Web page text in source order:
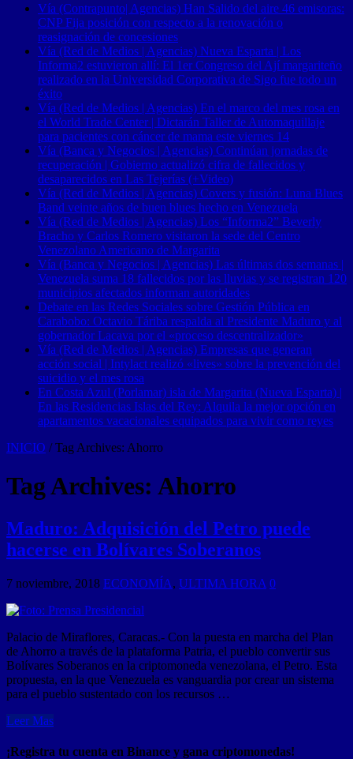
Vía (Contrapunto| Agencias) Han Salido del aire 46 emisoras:
CNP Fija posición con respecto a la renovación o
reasignación de concesiones
Vía (Red de Medios | Agencias) Nueva Esparta | Los
Informa2 estuvieron allí: El 1er Congreso del Ají margariteño
realizado en la Universidad Corporativa de Sigo fue todo un
éxito
Vía (Red de Medios | Agencias) En el marco del mes rosa en
el World Trade Center | Dictarán Taller de Automaquillaje
para pacientes con cáncer de mama este viernes 14
Vía (Banca y Negocios | Agencias) Continúan jornadas de
recuperación | Gobierno actualizó cifra de fallecidos y
desaparecidos en Las Tejerías (+Video)
Vía (Red de Medios | Agencias) Covers y fusión: Luna Blues
Band veinte años de buen blues hecho en Venezuela
Vía (Red de Medios | Agencias) Los “Informa2” Beverly
Bracho y Carlos Romero visitaron la sede del Centro
Venezolano Americano de Margarita
Vía (Banca y Negocios | Agencias) Las últimas dos semanas |
Venezuela suma 18 fallecidos por las lluvias y se registran 120
municipios afectados informan autoridades
Debate en las Redes Sociales sobre Gestión Pública en
Carabobo: Octavio Táriba respalda al Presidente Maduro y al
gobernador Lacava por el «proceso descentralizador»
Vía (Red de Medios | Agencias) Empresas que generan
acción social | Intylact realizó «lives» sobre la prevención del
suicidio y el mes rosa
En Costa Azul (Porlamar) isla de Margarita (Nueva Esparta) |
En las Residencias Islas del Rey: Alquila la mejor opción en
apartamentos vacacionales equipados para vivir como reyes
INICIO / Tag Archives: Ahorro
Tag Archives: Ahorro
Maduro: Adquisición del Petro puede
hacerse en Bolívares Soberanos
7 noviembre, 2018 ECONOMÍA, ULTIMA HORA 0
Palacio de Miraflores, Caracas.- Con la puesta en marcha del Plan
de Ahorro a través de la plataforma Patria, el pueblo convertir sus
Bolívares Soberanos en la criptomoneda venezolana, el Petro. Esta
propuesta, en la que Venezuela es vanguardia por crear un sistema
para el pueblo sustentado con los recursos …
Leer Mas
¡Registra tu cuenta en Binance y gana criptomonedas!